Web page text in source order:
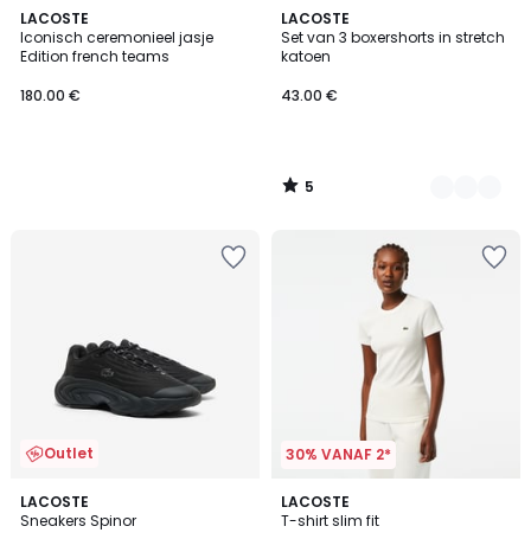
LACOSTE
Iconisch ceremonieel jasje
Edition french teams
180.00 €
LACOSTE
Set van 3 boxershorts in stretch
katoen
43.00 €
5
/
5
2
Kleuren
5
/
Outlet
LACOSTE
Sneakers Spinor
3
/
30% VANAF 2*
LACOSTE
T-shirt slim fit
4
/
3
Kleuren